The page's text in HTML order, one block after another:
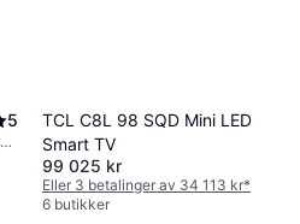
5
TCL C8L 98 SQD Mini LED
Smart TV
99 025 kr
Eller 3 betalinger av 34 113 kr*
6 butikker